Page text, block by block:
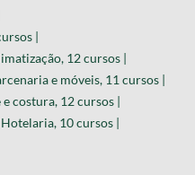
|
12 cursos |
e móveis, 11 cursos |
costura, 12 cursos |
Hotelaria, 10 cursos |